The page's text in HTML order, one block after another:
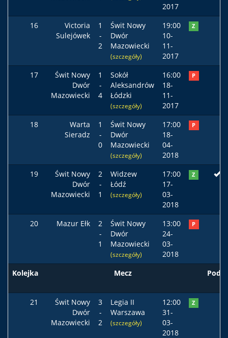
2017
16
Victoria
Sulejówek
1
-
2
Świt Nowy
Dwór
Mazowiecki
(szczegóły)
19:00
10-
11-
2017
Z
17
Świt Nowy
Dwór
Mazowiecki
1
-
4
Sokół
Aleksandrów
Łódzki
(szczegóły)
16:00
18-
11-
2017
P
18
Warta
Sieradz
1
-
0
Świt Nowy
Dwór
Mazowiecki
(szczegóły)
17:00
18-
04-
2018
P
19
Świt Nowy
Dwór
Mazowiecki
2
-
1
Widzew
Łódź
(szczegóły)
17:00
17-
03-
2018
Z
20 Mazur Ełk
2
-
1
Świt Nowy
Dwór
Mazowiecki
(szczegóły)
13:00
24-
03-
2018
P
Kolejka Mecz Podst
21
Świt Nowy
Dwór
Mazowiecki
3
-
2
Legia II
Warszawa
(szczegóły)
12:00
31-
03-
2018
Z